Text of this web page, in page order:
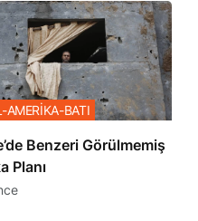
Benzeri Görülmemiş
Planı
AMERİKA-BATI